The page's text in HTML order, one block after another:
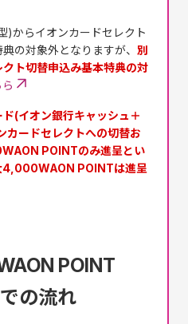
)からイオンカードセレクト
の対象外となりますが、 別
ト切替申込み基本特典の対
(イオン銀行キャッシュ＋
カードセレクトへの切替お
POINTのみ進呈とい
4,000WAON POINTは進呈
POINT
の流れ